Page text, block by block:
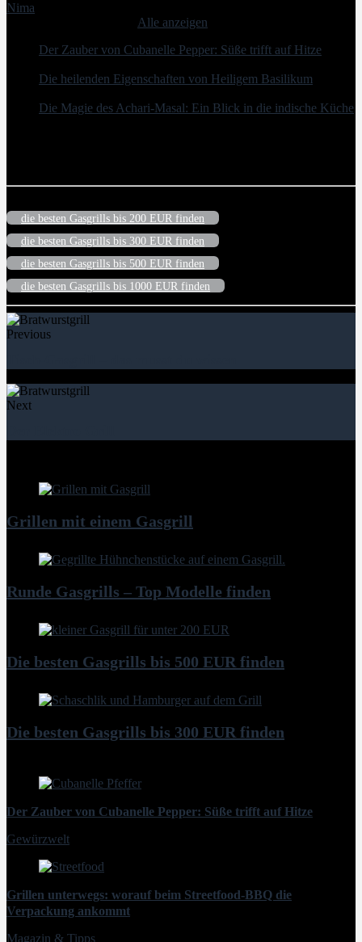
Nima
Alle anzeigen
Der Zauber von Cubanelle Pepper: Süße trifft auf Hitze
Die heilenden Eigenschaften von Heiligem Basilikum
Die Magie des Achari-Masal: Ein Blick in die indische Küche
die besten Gasgrills bis 200 EUR finden
die besten Gasgrills bis 300 EUR finden
die besten Gasgrills bis 500 EUR finden
die besten Gasgrills bis 1000 EUR finden
Previous
Next
Grillen mit einem Gasgrill
Runde Gasgrills – Top Modelle finden
Die besten Gasgrills bis 500 EUR finden
Die besten Gasgrills bis 300 EUR finden
Der Zauber von Cubanelle Pepper: Süße trifft auf Hitze
Gewürzwelt
Grillen unterwegs: worauf beim Streetfood-BBQ die
Verpackung ankommt
Magazin & Tipps